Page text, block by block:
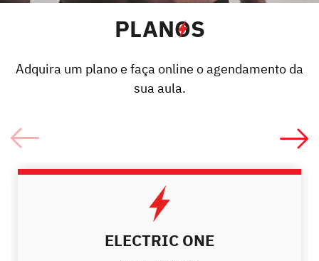
PLANOS
Adquira um plano e faça online o agendamento da
sua aula.
ELECTRIC ONE